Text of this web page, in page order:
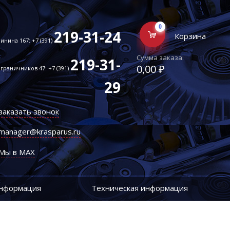
167: +7 (391)219-31-24
47: +7 (391)219-31-
29
звонок
в MAX
0
Корзина
Сумма заказа:
0,00 ₽
Техническая информация